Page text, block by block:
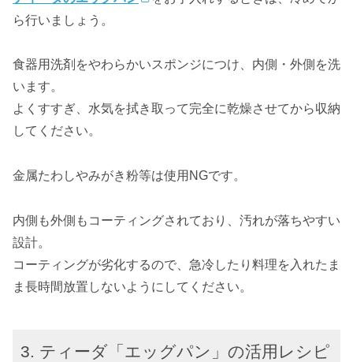
ら行いましょう。
食器用洗剤をやわらかいスポンジにつけ、内側・外側を洗
います。
よくすすぎ、水気を拭き取って完全に乾燥させてから収納
してください。
金属たわしやみがき粉等は使用NGです。
内側も外側もコーティングされており、汚れが落ちやすい
設計。
コーティングが劣化するので、急冷したり料理を入れたま
ま長時間放置しないようにしてください。
ティーダ「エッグパン」の活用レシピ